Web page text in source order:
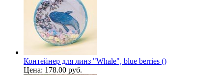
Контейнер для линз "Whale", blue berries ()
Цена: 178.00 руб.